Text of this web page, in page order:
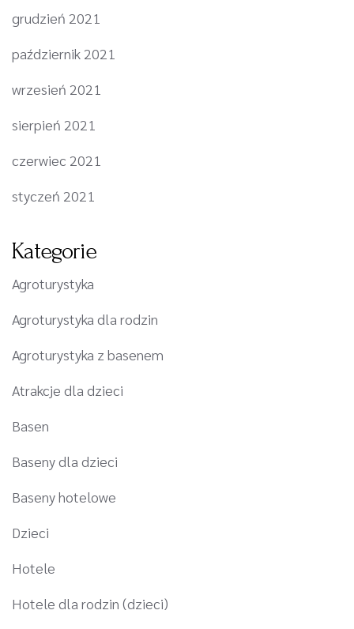
grudzień 2021
październik 2021
wrzesień 2021
sierpień 2021
czerwiec 2021
styczeń 2021
Kategorie
Agroturystyka
Agroturystyka dla rodzin
Agroturystyka z basenem
Atrakcje dla dzieci
Basen
Baseny dla dzieci
Baseny hotelowe
Dzieci
Hotele
Hotele dla rodzin (dzieci)